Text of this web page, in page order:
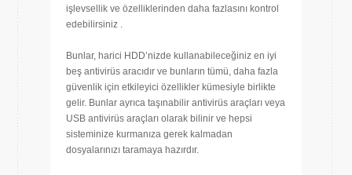
işlevsellik ve özelliklerinden daha fazlasını kontrol
edebilirsiniz .
Bunlar, harici HDD’nizde kullanabileceğiniz en iyi
beş antivirüs aracıdır ve bunların tümü, daha fazla
güvenlik için etkileyici özellikler kümesiyle birlikte
gelir. Bunlar ayrıca taşınabilir antivirüs araçları veya
USB antivirüs araçları olarak bilinir ve hepsi
sisteminize kurmanıza gerek kalmadan
dosyalarınızı taramaya hazırdır.